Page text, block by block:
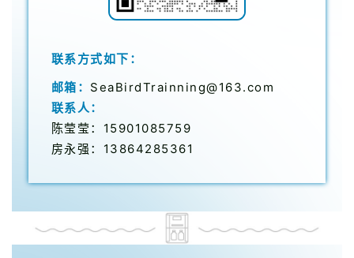
联系方式如下：
邮箱： SeaBirdTrainning@163.com
联系人：
陈莹莹：15901085759
房永强：13864285361